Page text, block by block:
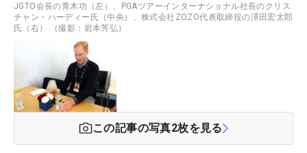
JGTO会長の青木功（左）、PGAツアーインターナショナル社長のクリス
チャン・ハーディー氏（中央）、株式会社ZOZO代表取締役の澤田宏太郎
氏（右） （撮影：岩本芳弘）
この記事の写真2枚を見る